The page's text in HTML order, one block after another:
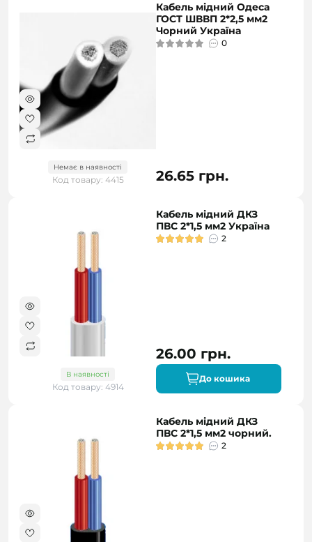
Немає в наявності
Код товару: 4415
Кабель мідний Одеса
ГОСТ ШВВП 2*2,5 мм2
Чорний Україна
0
26.65 грн.
В наявності
Код товару: 4914
Кабель мідний ДКЗ
ПВС 2*1,5 мм2 Україна
2
26.00 грн.
До кошика
Кабель мідний ДКЗ
ПВС 2*1,5 мм2 чорний.
2